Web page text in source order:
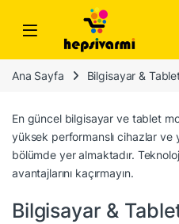
Skip to navigation
Ana Sayfa Bilgisayar &
En güncel bilgisayar ve tablet
yüksek performanslı cihazlar ve
bölümde yer almaktadır.
avantajlarını kaçırmayın.
Bilgisayar &